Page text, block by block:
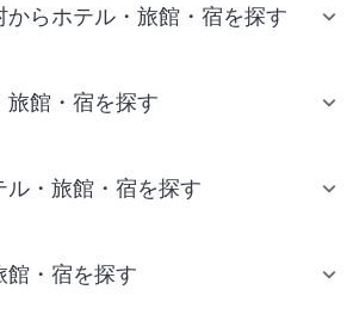
からホテル・旅館・宿を探す
旅館・宿を探す
・旅館・宿を探す
館・宿を探す